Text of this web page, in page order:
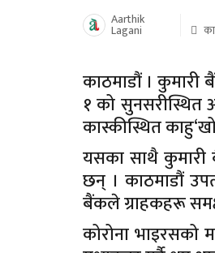
Aarthik
Lagani
काठमाडौं । कुमारी
१ को सुनसरीस्थित
कास्कीस्थित
यसका साथै कुमारी
छन् । काठमाडौं
बैंकले ग्राहकहरू
कोरोना भाइरसको